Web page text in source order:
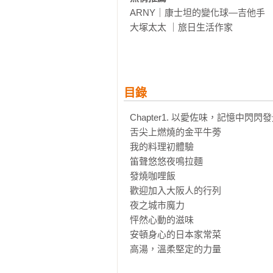
ARNY｜康士坦的變化球—吉他手
大塚太太 ｜旅日生活作家
葉怡蘭 ｜飲食生活作家‧《Yilan美
劉秝緁 ｜作家
韓良憶 ｜作家／廣播主持人
（依首字筆畫順序排序）
目錄
Chapter1. 以愛佐味，記憶中閃閃
舌尖上燃燒的金平牛蒡
我的料理初體驗
笛聲悠悠夜鳴拉麵
發燒咖哩飯
歡迎加入大阪人的行列
夜之城市魔力
怦然心動的滋味
安頓身心的日本家常菜
高湯，溫柔堅定的力量